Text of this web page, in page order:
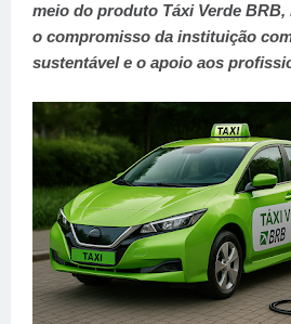
meio do produto Táxi Verde
o compromisso da instituição
sustentável e o apoio aos